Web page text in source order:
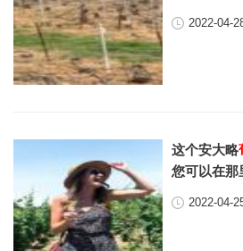
2022-04-
这个安大略
您可以在那
2022-04-